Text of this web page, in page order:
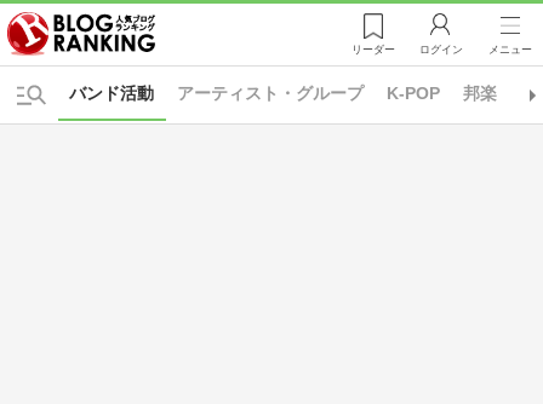
リーダー ログイン メニュー
アーティスト・グループ K-POP 邦楽
バンド活動